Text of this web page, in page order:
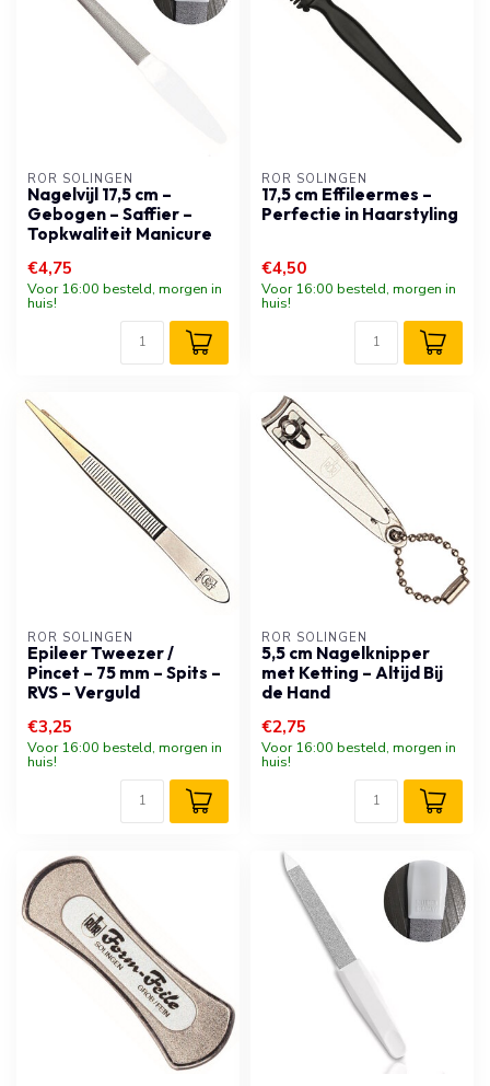
RÖR SOLINGEN
Nagelvijl 17,5 cm –
Gebogen – Saffier –
Topkwaliteit Manicure
€4,75
Voor 16:00 besteld, morgen in
huis!
RÖR SOLINGEN
17,5 cm Effileermes –
Perfectie in Haarstyling
€4,50
Voor 16:00 besteld, morgen in
huis!
RÖR SOLINGEN
Epileer Tweezer /
Pincet – 75 mm – Spits –
RVS – Verguld
€3,25
Voor 16:00 besteld, morgen in
huis!
RÖR SOLINGEN
5,5 cm Nagelknipper
met Ketting – Altijd Bij
de Hand
€2,75
Voor 16:00 besteld, morgen in
huis!